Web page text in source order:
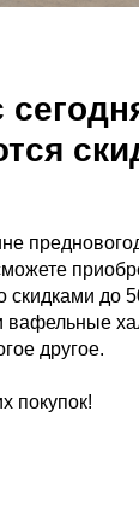
скидками до
вафельные
другое.
покупок!